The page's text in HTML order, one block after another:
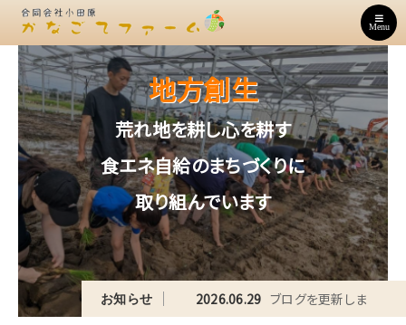
Menu
地方創生
荒れ地を耕し心を耕す
食エネ自給のまちづくりに
取り組んでいます
地方創生
荒れ地を耕し心を耕す
食エネ自給のまちづくりに
取り組んでいます
地方創生
荒れ地を耕し心を耕す
食エネ自給のまちづくりに
取り組んでいます
地方創生
荒れ地を耕し心を耕す
食エネ自給のまちづくりに
取り組んでいます
お知らせ
ブログを更新しま 2026.06.29 ブログを更新しま